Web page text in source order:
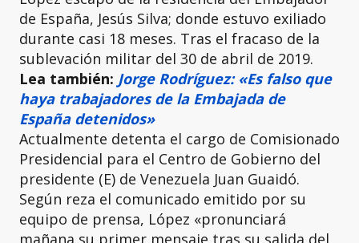
de España, Jesús Silva; donde estuvo exiliado
durante casi 18 meses. Tras el fracaso de la
sublevación militar del 30 de abril de 2019.
Lea también: Jorge Rodríguez: «Es falso que
haya trabajadores de la Embajada de
España detenidos»
Actualmente detenta el cargo de Comisionado
Presidencial para el Centro de Gobierno del
presidente (E) de Venezuela Juan Guaidó.
Según reza el comunicado emitido por su
equipo de prensa, López «pronunciará
mañana su primer mensaje tras su salida del